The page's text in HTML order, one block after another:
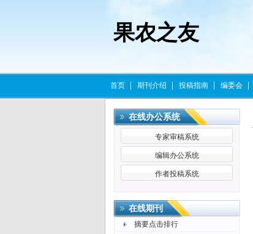
果农之友
首页 期刊介绍 投稿指南 编委会
在线办公系统
专家审稿系统
编辑办公系统
作者投稿系统
在线期刊
摘要点击排行
更多>>
更多>>